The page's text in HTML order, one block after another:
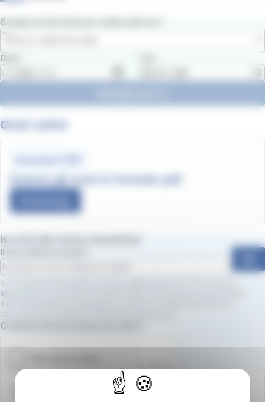
Scegli una fermata per vedere gli orari
Data
Orari estivi
Scarica gli orari in formato pdf
Iscriviti alla nostra newsletter
Il tuo indirizzo email
Iscrivendoti alla newsletter, riceverai aggiornamenti su nuovi servizi,
agevolazioni e promozioni. Dichiari inoltre di avere preso visione della
informativa privacy e di prestare il consenso al trattamento dei dati.
Clicca qui per consultare l’informativa sulla privacy.
Campo obbligatorio
Conferma di non essere un robot.
Autolinee Toscane S.p.A.